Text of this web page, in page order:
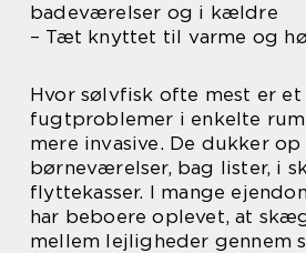
badeværelser og i kældre
– Tæt knyttet til varme og
Hvor sølvfisk ofte mest er et
fugtproblemer i enkelte
mere invasive. De dukker
børneværelser, bag lister, i
flyttekasser. I mange
har beboere oplevet, at
mellem lejligheder gennem